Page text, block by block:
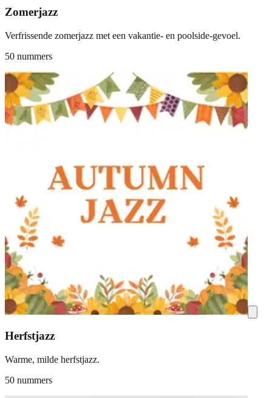
Zomerjazz
Verfrissende zomerjazz met een vakantie- en poolside-gevoel.
50 nummers
Herfstjazz
Warme, milde herfstjazz.
50 nummers